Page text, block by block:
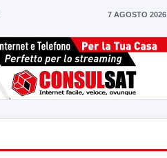
7 AGOSTO 2026